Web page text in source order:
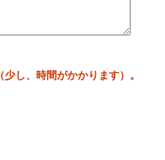
し、時間がかかります）。